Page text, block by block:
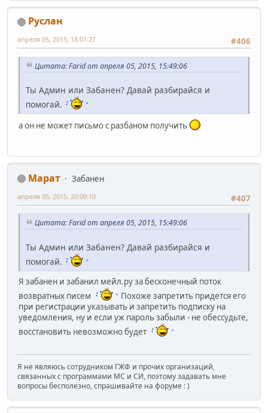
Pуслан
#406
апреля 05, 2015, 18:01:27
Цитата: Farid от апреля 05, 2015, 15:49:06
Ты Админ или Забанен? Давай разбирайся и
помогай.
а он не может письмо с разбаном получить
Марат
Забанен
#407
апреля 05, 2015, 20:09:10
Цитата: Farid от апреля 05, 2015, 15:49:06
Ты Админ или Забанен? Давай разбирайся и
помогай.
Я забанен и забанил мейл.ру за бесконечный поток
возвратных писем
Похоже запретить придется его
при регистрации указывать и запретить подписку на
уведомления, ну и если уж пароль забыли - не обессудьте,
восстановить невозможно будет
Я не являюсь сотрудником ГЖФ и прочих организаций,
связанных с программами МС и СИ, поэтому задавать мне
вопросы бесполезно, спрашивайте на форуме : )